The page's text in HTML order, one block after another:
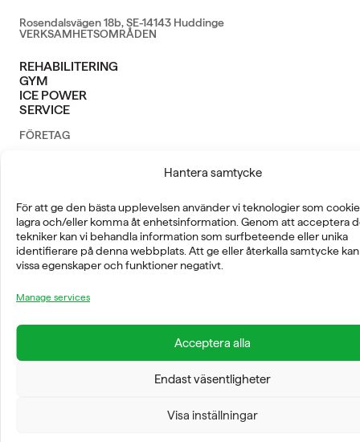
Hantera samtycke
För att ge den bästa upplevelsen använder vi teknologier som
lagra och/eller komma åt enhetsinformation. Genom att acceptera
tekniker kan vi behandla information som surfbeteende eller unika
identifierare på denna webbplats. Att ge eller återkalla samtycke
vissa egenskaper och funktioner negativt.
Manage services
Acceptera alla
Endast väsentligheter
Visa inställningar
Rosendalsvägen 18b, SE-14143 Huddinge
VERKSAMHETSOMRÅDEN
REHABILITERING
GYM
ICE POWER
SERVICE
FÖRETAG
FYSIOLINE OY © 2026